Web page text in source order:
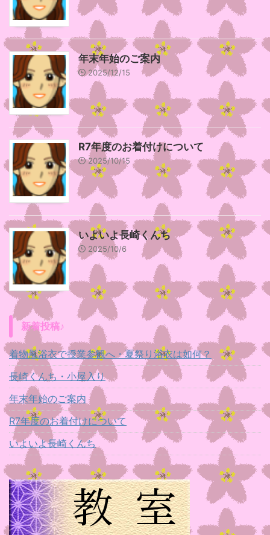
年末年始のご案内
2025/12/15
R7年度のお着付けについて
2025/10/15
いよいよ長崎くんち
2025/10/6
新着投稿♪
着物風浴衣で授業参観へ・夏祭り浴衣は如何？
長崎くんち・小屋入り
年末年始のご案内
R7年度のお着付けについて
いよいよ長崎くんち